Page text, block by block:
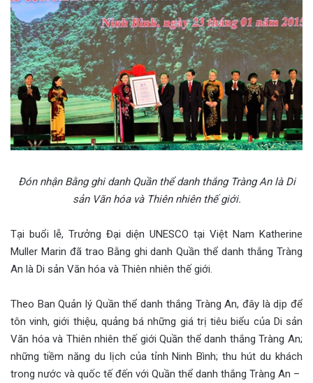
Đón nhận Bằng ghi danh Quần thể danh thắng Tràng An là Di
sản Văn hóa và Thiên nhiên thế giới.
Tại buổi lễ, Trưởng Đại diện UNESCO tại Việt Nam Katherine
Muller Marin đã trao Bằng ghi danh Quần thể danh thắng Tràng
An là Di sản Văn hóa và Thiên nhiên thế giới.
Theo Ban Quản lý Quần thể danh thắng Tràng An, đây là dịp để
tôn vinh, giới thiệu, quảng bá những giá trị tiêu biểu của Di sản
Văn hóa và Thiên nhiên thế giới Quần thể danh thắng Tràng An;
những tiềm năng du lịch của tỉnh Ninh Bình; thu hút du khách
trong nước và quốc tế đến với Quần thể danh thắng Tràng An –